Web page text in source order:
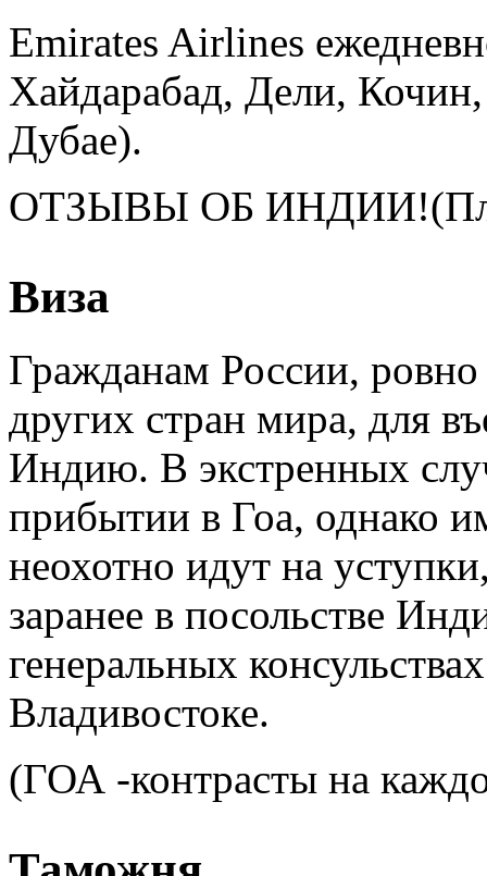
Emirates Airlines
Хайдарабад, Дели,
Дубае).
ОТЗЫВЫ ОБ
Виза
Гражданам России,
других стран мира, для
Индию. В экстренных
прибытии в Гоа, однако
неохотно идут на
заранее в посольстве
генеральных
Владивостоке.
(ГОА -контрасты на